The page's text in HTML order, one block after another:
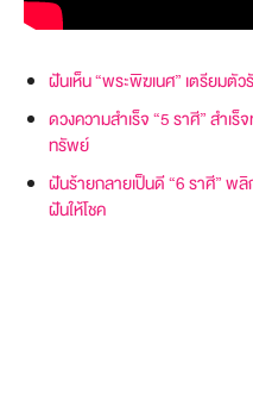
ฝันเห็น “พระพิฆเนศ” เตรียมตัว
ดวงความสำเร็จ “5 ราศี” สำเร็
ทรัพย์
ฝันร้ายกลายเป็นดี “6 ราศี” พ
ฝันให้โชค